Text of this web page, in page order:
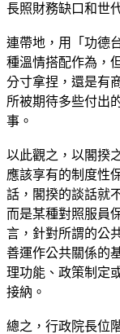
長照財務缺口和世
連帶地，用「功德
種溫情搭配作為，
分寸拿捏，還是有
所被期待多些付出
事。
以此觀之，以閣揆
應該享有的制度性
話，閣揆的談話就
而是某種對照服員
言，針對所謂的公
善運作公共關係的
理功能、政策制定
接納。
總之，行政院長位